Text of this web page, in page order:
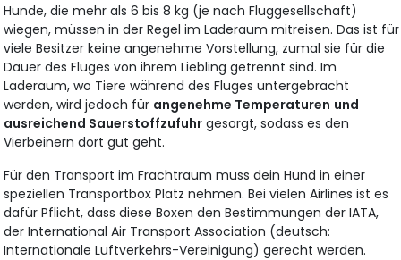
Hunde, die mehr als 6 bis 8 kg (je nach Fluggesellschaft)
wiegen, müssen in der Regel im Laderaum mitreisen. Das ist für
viele Besitzer keine angenehme Vorstellung, zumal sie für die
Dauer des Fluges von ihrem Liebling getrennt sind. Im
Laderaum, wo Tiere während des Fluges untergebracht
werden, wird jedoch für angenehme Temperaturen und
ausreichend Sauerstoffzufuhr gesorgt, sodass es den
Vierbeinern dort gut geht.
Für den Transport im Frachtraum muss dein Hund in einer
speziellen Transportbox Platz nehmen. Bei vielen Airlines ist es
dafür Pflicht, dass diese Boxen den Bestimmungen der IATA,
der International Air Transport Association (deutsch:
Internationale Luftverkehrs-Vereinigung) gerecht werden.